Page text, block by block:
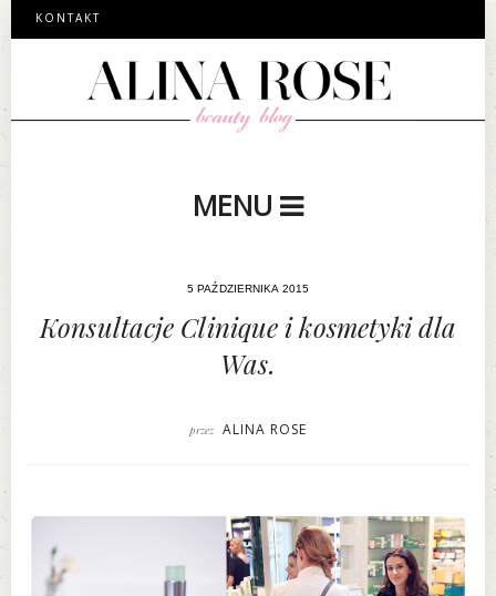
KONTAKT
MENU
5 PAŹDZIERNIKA 2015
Konsultacje Clinique i kosmetyki dla
Was.
przez ALINA ROSE